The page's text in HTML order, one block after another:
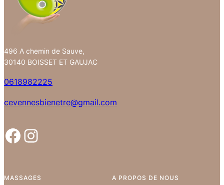
496 A chemin de Sauve,
30140 BOISSET ET GAUJAC
0618982225
cevennesbienetre@gmail.com
Facebook Instagram
MASSAGES A PROPOS DE NOUS